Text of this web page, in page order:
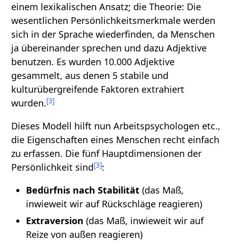
einem lexikalischen Ansatz; die Theorie: Die
wesentlichen Persönlichkeitsmerkmale werden
sich in der Sprache wiederfinden, da Menschen
ja übereinander sprechen und dazu Adjektive
benutzen. Es wurden 10.000 Adjektive
gesammelt, aus denen 5 stabile und
kulturübergreifende Faktoren extrahiert
wurden.[3]
Dieses Modell hilft nun Arbeitspsychologen etc.,
die Eigenschaften eines Menschen recht einfach
zu erfassen. Die fünf Hauptdimensionen der
Persönlichkeit sind[3]:
Bedürfnis nach Stabilität(das Maß,
inwieweit wir auf Rückschläge reagieren)
Extraversion (das Maß, inwieweit wir auf
Reize von außen reagieren)